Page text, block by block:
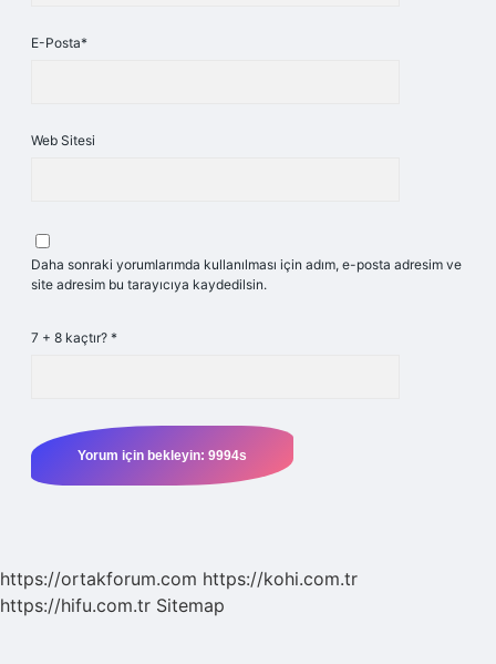
E-Posta*
Web Sitesi
Daha sonraki yorumlarımda kullanılması için adım, e-posta adresim ve
site adresim bu tarayıcıya kaydedilsin.
7 + 8 kaçtır? *
https://ortakforum.com https://kohi.com.tr
https://hifu.com.tr Sitemap